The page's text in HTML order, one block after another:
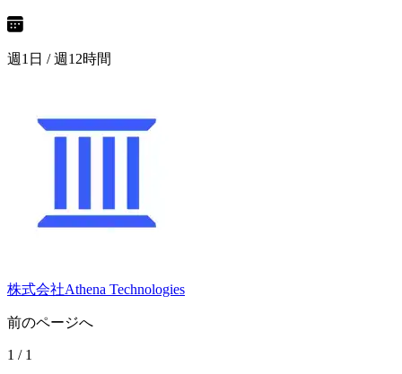
週1日 / 週12時間
株式会社Athena Technologies
前のページへ
1 / 1